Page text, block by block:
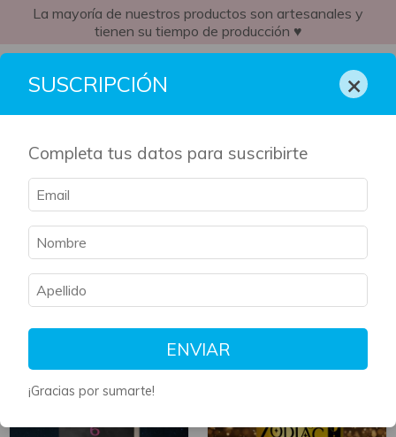
La mayoría de nuestros productos son artesanales y
tienen su tiempo de producción ♥
Inicio / Libros / Romance / breadcrumbs.como-terminar-una-historia-
de-amor-yulin-kuang
Romance
Ordenar
Filtrar
SUSCRIPCIÓN ×
Completa tus datos para suscribirte
ENVIAR
¡Gracias por sumarte!